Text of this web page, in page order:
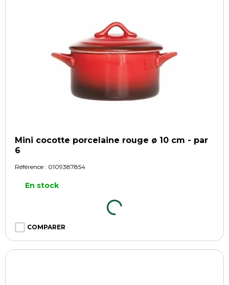
Mini cocotte porcelaine rouge ø 10 cm - par
6
Référence : 0109387854
En stock
COMPARER